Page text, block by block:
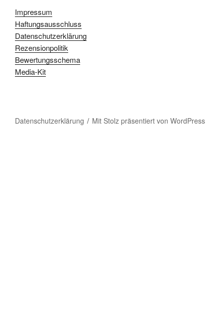
Impressum
Haftungsausschluss
Datenschutzerklärung
Rezensionpolitik
Bewertungsschema
Media-Kit
Datenschutzerklärung Mit Stolz präsentiert von WordPress